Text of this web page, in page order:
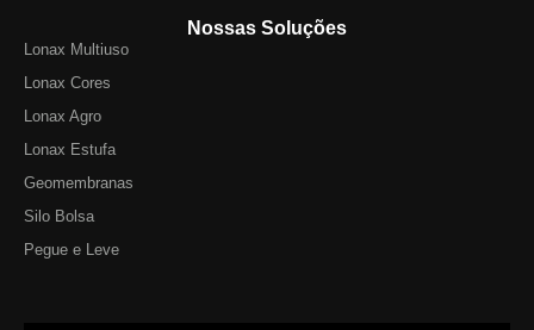
Nossas Soluções
Lonax Multiuso
Lonax Cores
Lonax Agro
Lonax Estufa
Geomembranas
Silo Bolsa
Pegue e Leve